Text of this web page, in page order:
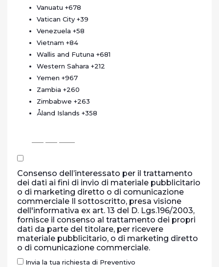
Vanuatu +678
Vatican City +39
Venezuela +58
Vietnam +84
Wallis and Futuna +681
Western Sahara +212
Yemen +967
Zambia +260
Zimbabwe +263
Åland Islands +358
Consenso dell’interessato per il trattamento
dei dati ai fini di invio di materiale pubblicitario
o di marketing diretto o di comunicazione
commerciale Il sottoscritto, presa visione
dell'informativa ex art. 13 del D. Lgs.196/2003,
fornisce il consenso al trattamento dei propri
dati da parte del titolare, per ricevere
materiale pubblicitario, o di marketing diretto
o di comunicazione commerciale.
Invia la tua richiesta di Preventivo